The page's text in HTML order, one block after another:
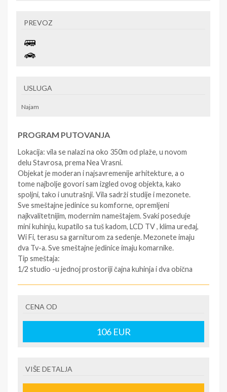
PREVOZ
USLUGA
Najam
PROGRAM PUTOVANJA
Lokacija: vila se nalazi na oko 350m od plaže, u novom
delu Stavrosa, prema Nea Vrasni.
Objekat je moderan i najsavremenije arhitekture, a o
tome najbolje govori sam izgled ovog objekta, kako
spoljni, tako i unutrašnji. Vila sadrži studije i mezonete.
Sve smeštajne jedinice su komforne, opremljeni
najkvalitetnijim, modernim nameštajem. Svaki poseduje
mini kuhinju, kupatilo sa tuš kadom, LCD TV , klima uređaj,
Wi Fi, terasu sa garniturom za sedenje. Mezonete imaju
dva Tv-a. Sve smeštajne jedinice imaju komarnike.
Tip smeštaja:
1/2 studio -u jednoj prostoriji čajna kuhinja i dva obična
1/4 mezoneta - u donjem delu kanabe (195*160cm), a u
gorenjm delu bračni ležaj (200*160cm).
U pojedinim slučajevima moguća su odstupanja mera
osobe) 185–200cm sa 120–155cm.
CENA OD
106 EUR
VIŠE DETALJA